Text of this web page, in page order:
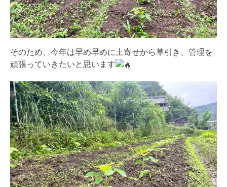
そのため、今年は早め早めに土寄せから草引き、管理を
頑張っていきたいと思います